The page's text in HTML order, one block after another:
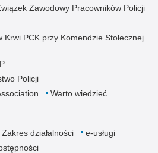
Zawodowy Pracowników Policji
PCK przy Komendzie Stołecznej
Policji
Warto wiedzieć
Zakres działalności
e-usługi